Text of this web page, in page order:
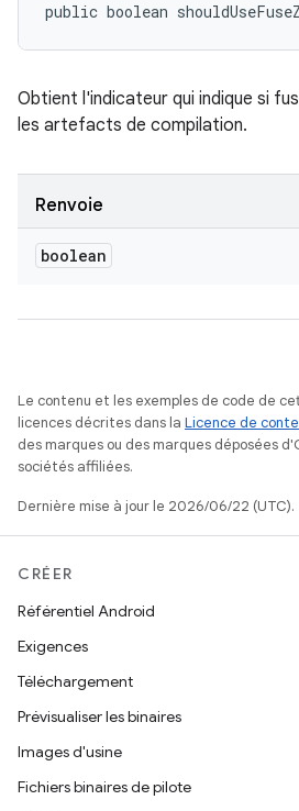
public boolean
Obtient l'indicateur qui indique si
les artefacts de compilation.
Renvoie
boolean
Le contenu et les exemples de code de
licences décrites dans la Licence de
des marques ou des marques déposées
sociétés affiliées.
Dernière mise à jour le 2026/06/22 (UTC).
CRÉER
Référentiel Android
Exigences
Téléchargement
Prévisualiser les binaires
Images d'usine
Fichiers binaires de pilote